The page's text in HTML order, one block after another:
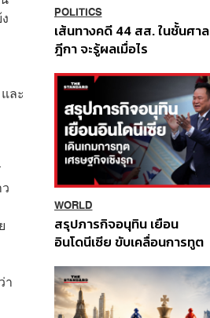
ละ
า
POLITICS
เส้นทางคดี 44 สส. ในชั้นศาล
ฎีกา จะรู้ผลเมื่อไร
WORLD
สรุปภารกิจอนุทิน เยือน
อินโดนีเซีย ขับเคลื่อนการทูต
ส่วนยุทธศาสตร์ไทย –
อินโดนีเซีย